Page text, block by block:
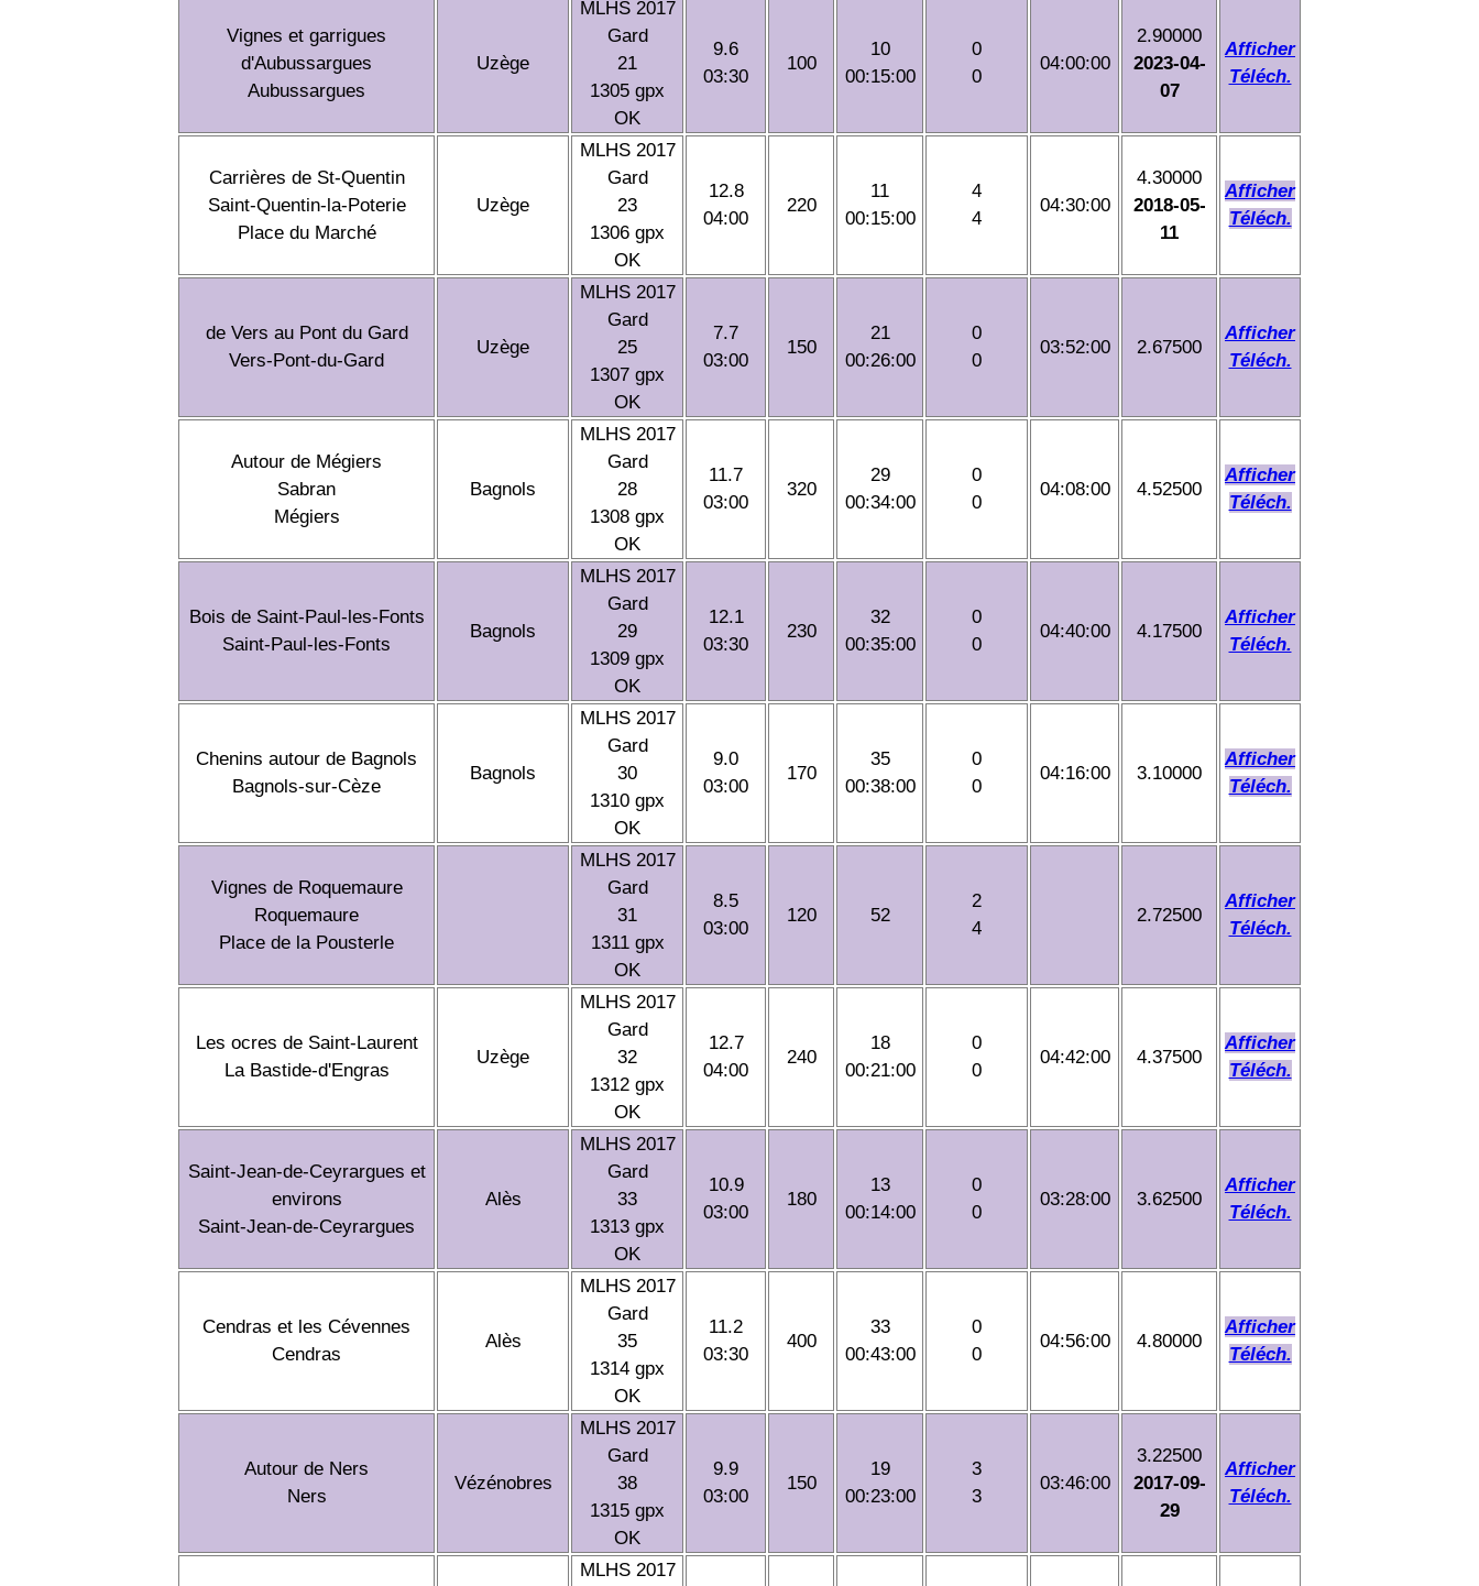
Vignes et garrigues
d'Aubussargues
Aubussargues
Uzège
MLHS 2017
Gard
21
1305 gpx
OK
9.6
03:30
100
10
00:15:00
0
0
04:00:00
2.90000
2023-04-
07
Afficher
Téléch.
Carrières de St-Quentin
Saint-Quentin-la-Poterie
Place du Marché
Uzège
MLHS 2017
Gard
23
1306 gpx
OK
12.8
04:00
220
11
00:15:00
4
4
04:30:00
4.30000
2018-05-
11
Afficher
Téléch.
de Vers au Pont du Gard
Vers-Pont-du-Gard
Uzège
MLHS 2017
Gard
25
1307 gpx
OK
7.7
03:00
150
21
00:26:00
0
0
03:52:00 2.67500
Afficher
Téléch.
Autour de Mégiers
Sabran
Mégiers
Bagnols
MLHS 2017
Gard
28
1308 gpx
OK
11.7
03:00
320
29
00:34:00
0
0
04:08:00 4.52500
Afficher
Téléch.
Bois de Saint-Paul-les-Fonts
Saint-Paul-les-Fonts
Bagnols
MLHS 2017
Gard
29
1309 gpx
OK
12.1
03:30
230
32
00:35:00
0
0
04:40:00 4.17500
Afficher
Téléch.
Chenins autour de Bagnols
Bagnols-sur-Cèze
Bagnols
MLHS 2017
Gard
30
1310 gpx
OK
9.0
03:00
170
35
00:38:00
0
0
04:16:00 3.10000
Afficher
Téléch.
Vignes de Roquemaure
Roquemaure
Place de la Pousterle
MLHS 2017
Gard
31
1311 gpx
OK
8.5
03:00
120 52
2
4
2.72500
Afficher
Téléch.
Les ocres de Saint-Laurent
La Bastide-d'Engras
Uzège
MLHS 2017
Gard
32
1312 gpx
OK
12.7
04:00
240
18
00:21:00
0
0
04:42:00 4.37500
Afficher
Téléch.
Saint-Jean-de-Ceyrargues et
environs
Saint-Jean-de-Ceyrargues
Alès
MLHS 2017
Gard
33
1313 gpx
OK
10.9
03:00
180
13
00:14:00
0
0
03:28:00 3.62500
Afficher
Téléch.
Cendras et les Cévennes
Cendras
Alès
MLHS 2017
Gard
35
1314 gpx
OK
11.2
03:30
400
33
00:43:00
0
0
04:56:00 4.80000
Afficher
Téléch.
Autour de Ners
Ners
Vézénobres
MLHS 2017
Gard
38
1315 gpx
OK
9.9
03:00
150
19
00:23:00
3
3
03:46:00
3.22500
2017-09-
29
Afficher
Téléch.
MLHS 2017